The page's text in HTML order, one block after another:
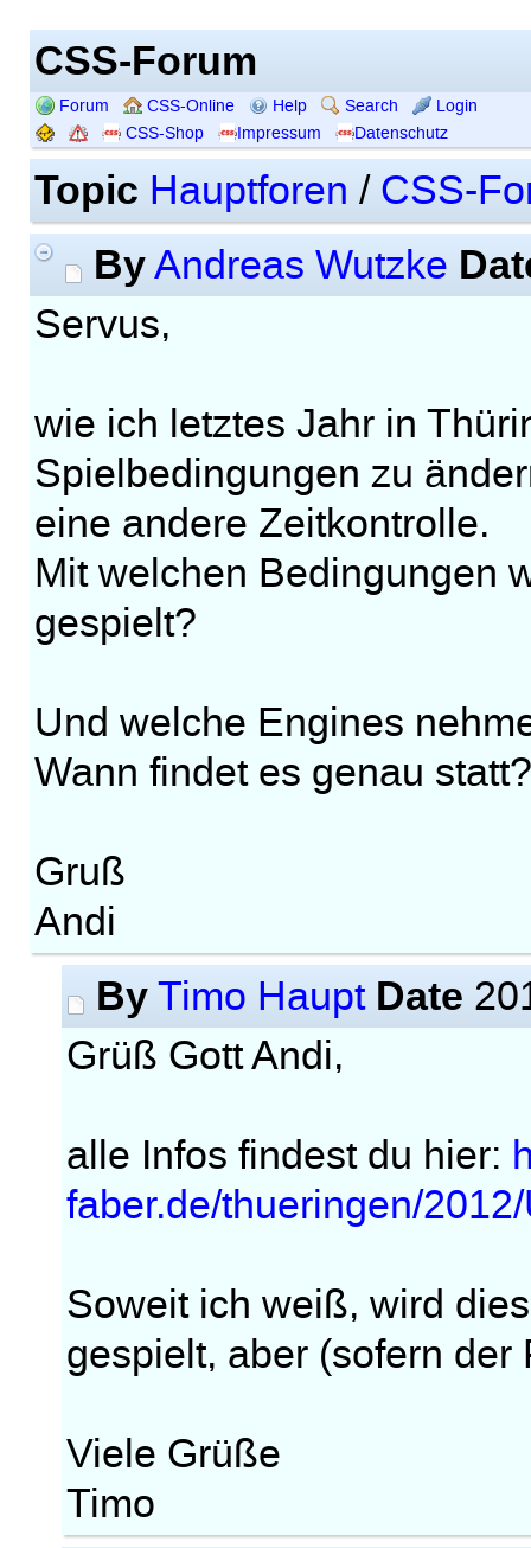
CSS-Forum
Forum CSS-Online Help Search
Login
CSS-Shop
Impressum Datenschutz
Topic Hauptforen / CSS-
ByAndreas Wutzke
Servus,
wie ich letztes Jahr in
Spielbedingungen zu
eine andere Zeitkontrolle.
Mit welchen Bedingungen
gespielt?
Und welche Engines
Wann findet es genau statt?
Gruß
Andi
By Timo Haupt Date
Grüß Gott Andi,
alle Infos findest du hier:
faber.de/thueringen/
Soweit ich weiß, wird
gespielt, aber (sofern
Viele Grüße
Timo